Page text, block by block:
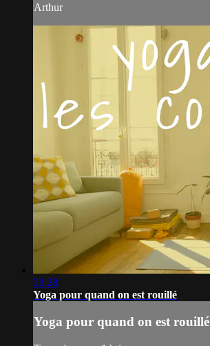
Arthur
33:28
Yoga pour quand on est rouillé
Yoga pour quand on est rouillé